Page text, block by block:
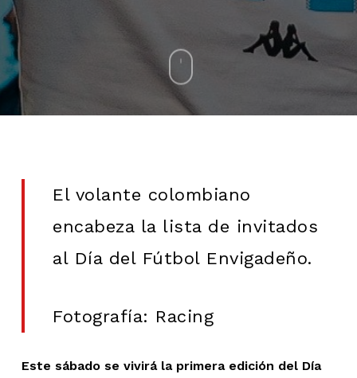
El volante colombiano
encabeza la lista de invitados
al Día del Fútbol Envigadeño.
Fotografía: Racing
Este sábado se vivirá la primera edición del Día